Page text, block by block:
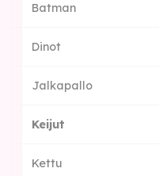
Batman
Dinot
Jalkapallo
Keijut
Kettu